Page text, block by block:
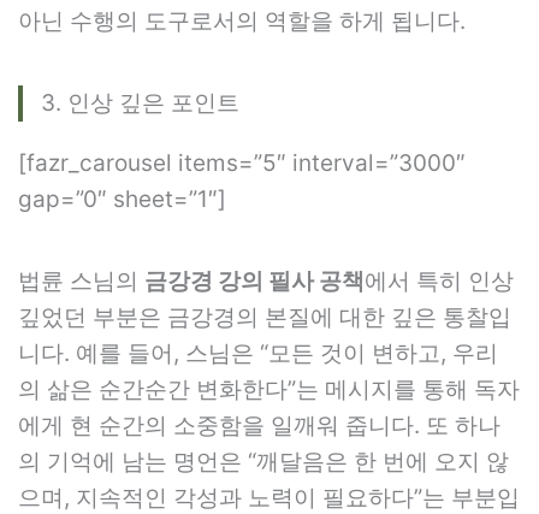
아닌 수행의 도구로서의 역할을 하게 됩니다.
3. 인상 깊은 포인트
[fazr_carousel items=”5″ interval=”3000″
gap=”0″ sheet=”1″]
법륜 스님의 금강경 강의 필사 공책 에서 특히 인상
깊었던 부분은 금강경의 본질에 대한 깊은 통찰입
니다. 예를 들어, 스님은 “모든 것이 변하고, 우리
의 삶은 순간순간 변화한다”는 메시지를 통해 독자
에게 현 순간의 소중함을 일깨워 줍니다. 또 하나
의 기억에 남는 명언은 “깨달음은 한 번에 오지 않
으며, 지속적인 각성과 노력이 필요하다”는 부분입